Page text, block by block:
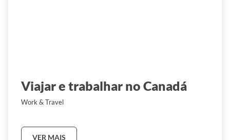
Viajar e trabalhar no Canadá
Work & Travel
VER MAIS